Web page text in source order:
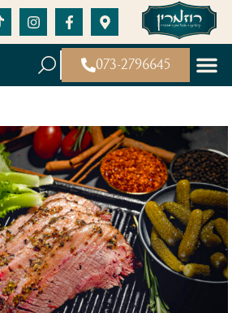
073-2796645